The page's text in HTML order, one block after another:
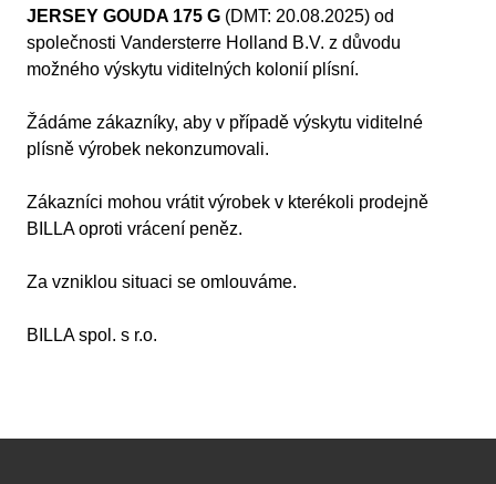
JERSEY GOUDA 175 G (DMT: 20.08.2025) od
společnosti Vandersterre Holland B.V. z důvodu
možného výskytu viditelných kolonií plísní.
Žádáme zákazníky, aby v případě výskytu viditelné
plísně výrobek nekonzumovali.
Zákazníci mohou vrátit výrobek v kterékoli prodejně
BILLA oproti vrácení peněz.
Za vzniklou situaci se omlouváme.
BILLA spol. s r.o.